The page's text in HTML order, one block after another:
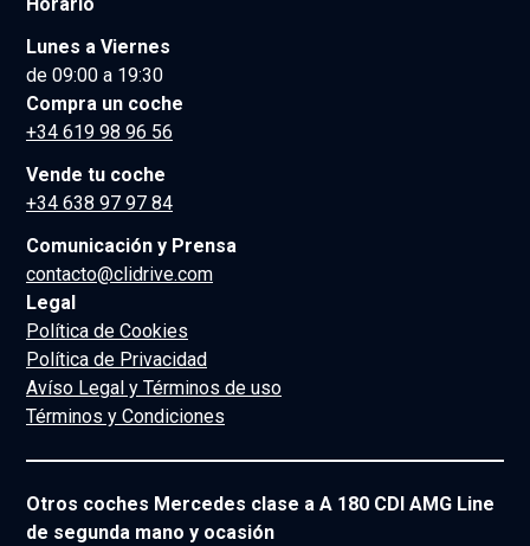
Horario
Lunes a Viernes
de 09:00 a 19:30
Compra un coche
+34 619 98 96 56
Vende tu coche
+34 638 97 97 84
Comunicación y Prensa
contacto@clidrive.com
Legal
Política de Cookies
Política de Privacidad
Avíso Legal y Términos de uso
Términos y Condiciones
Otros coches Mercedes clase a A 180 CDI AMG Line
de segunda mano y ocasión